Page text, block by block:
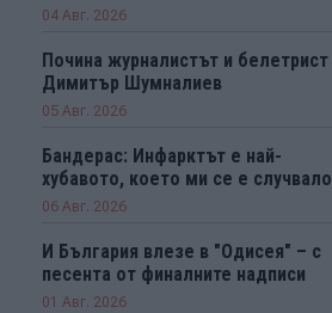
04 Авг. 2026
Почина журналистът и белетрист
Димитър Шумналиев
05 Авг. 2026
Бандерас: Инфарктът е най-
хубавото, което ми се е случвало
06 Авг. 2026
И България влезе в "Одисея" – с
песента от финалните надписи
01 Авг. 2026